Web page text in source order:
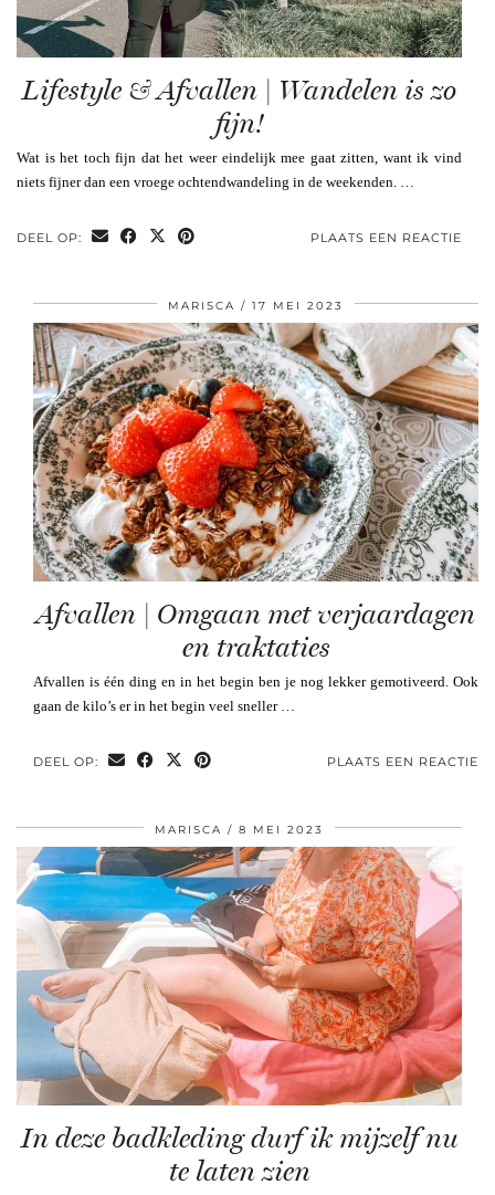
Lifestyle & Afvallen | Wandelen is zo
fijn!
Wat is het toch fijn dat het weer eindelijk mee gaat zitten, want ik vind
niets fijner dan een vroege ochtendwandeling in de weekenden. …
DEEL OP: PLAATS EEN REACTIE
MARISCA 17 MEI 2023
Afvallen | Omgaan met verjaardagen
en traktaties
Afvallen is één ding en in het begin ben je nog lekker gemotiveerd. Ook
gaan de kilo’s er in het begin veel sneller …
DEEL OP: PLAATS EEN REACTIE
MARISCA 8 MEI 2023
In deze badkleding durf ik mijzelf nu
te laten zien